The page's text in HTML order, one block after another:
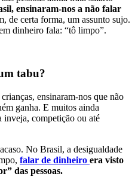
ensinaram-nos a não falar
de certa forma, um assunto sujo.
dinheiro fala: “tô limpo”.
tabu?
ensinaram-nos que não
ganha. E muitos ainda
inveja, competição ou até
No Brasil, a desigualdade
falar de dinheiro era visto
das pessoas.